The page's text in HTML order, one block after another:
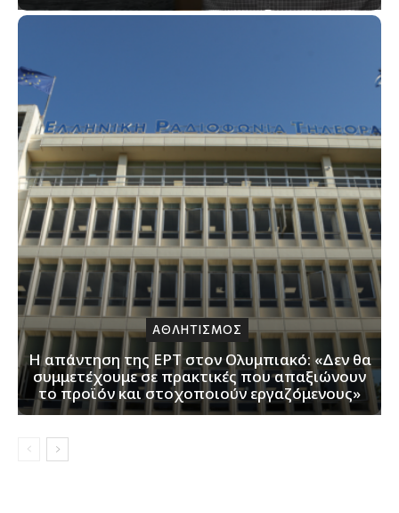
ΑΘΛΗΤΙΣΜΟΣ
Η απάντηση της ΕΡΤ στον Ολυμπιακό: «Δεν θα
συμμετέχουμε σε πρακτικές που απαξιώνουν
το προϊόν και στοχοποιούν εργαζόμενους»